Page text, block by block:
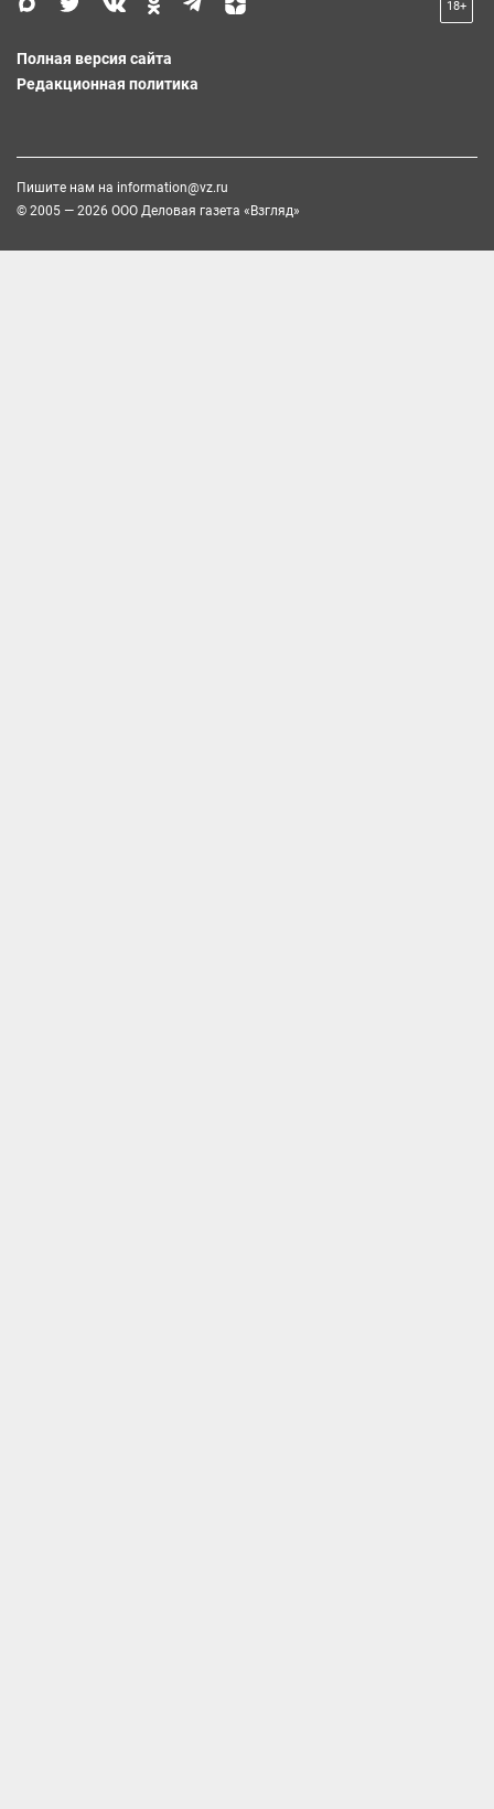
18+
Полная версия сайта
Редакционная политика
Пишите нам на information@vz.ru
© 2005 — 2026 ООО Деловая газета «Взгляд»